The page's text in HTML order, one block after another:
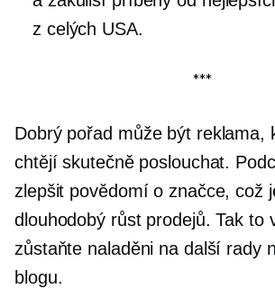
z celých USA.
***
Dobrý pořad může být reklama,
chtějí skutečně poslouchat.
zlepšit povědomí o značce, což
dlouhodobý růst prodejů. Tak to
zůstaňte naladěni na další rady
blogu.